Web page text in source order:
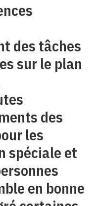
des tâches
sur le plan
des
les
spéciale et
en bonne